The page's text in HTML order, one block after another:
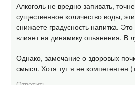
Алкоголь не вредно запивать,
существенное количество воды,
снижаете градусность напитка.
влияет на динамику опьянения. В
Однако, замечание о здоровых
смысл. Хотя тут я не компетентен